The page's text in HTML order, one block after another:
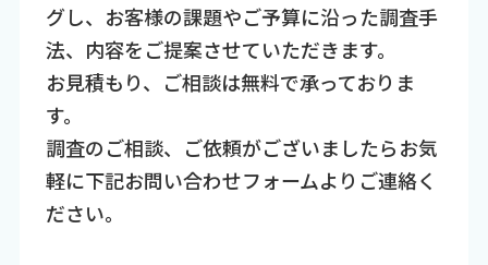
グし、お客様の課題やご予算に沿った調査手
法、内容をご提案させていただきます。
お見積もり、ご相談は無料で承っておりま
す。
調査のご相談、ご依頼がございましたらお気
軽に下記お問い合わせフォームよりご連絡く
ださい。